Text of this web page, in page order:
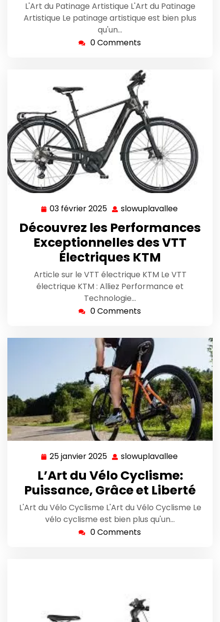
L'Art du Patinage Artistique L'Art du Patinage
Artistique Le patinage artistique est bien plus
qu'un…
0 Comments
03 février 2025 03
février
2025
slowuplavallee
Découvrez les Performances
Exceptionnelles des VTT
Électriques KTM
Article sur le VTT électrique KTM Le VTT
électrique KTM : Alliez Performance et
Technologie…
0 Comments
25 janvier 2025 25
janvier
2025
slowuplavallee
L’Art du Vélo Cyclisme:
Puissance, Grâce et Liberté
L'Art du Vélo Cyclisme L'Art du Vélo Cyclisme Le
vélo cyclisme est bien plus qu'un…
0 Comments